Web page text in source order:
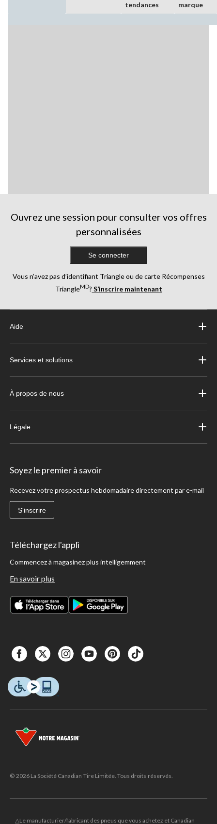
tendances
marque
Ouvrez une session pour consulter vos offres
personnalisées
Se connecter
Vous n’avez pas d’identifiant Triangle ou de carte Récompenses
TriangleMD? S’inscrire maintenant
Aide
Services et solutions
À propos de nous
Légale
Soyez le premier à savoir
Recevez votre prospectus hebdomadaire directement par e-mail
S'inscrire
Téléchargez l'appli
Commencez à magasinez plus intelligemment
En savoir plus
© 2026 La Société Canadian Tire Limitée. Tous droits réservés.
△Le manufacturier/fabricant des pneus que vous achetez et Canadian